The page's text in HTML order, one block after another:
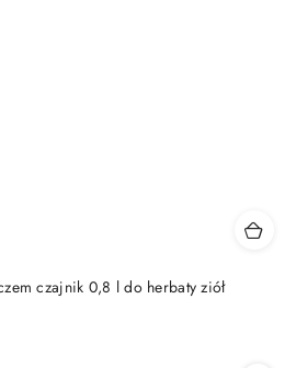
czajnik 0,8 l do herbaty ziół